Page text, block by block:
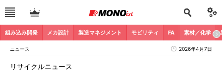
組み込み開発 メカ設計 製造マネジメント モビリティ FA 素材／化学
ニュース 2026年4月7日
リサイクルニュース